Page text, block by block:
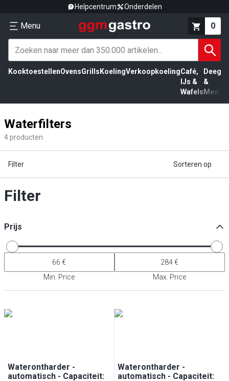
Helpcentrum Onderdelen
Menu 0
KooktoestellenOvensGrills KoelingVerkoopkoelingCafé,
IJs &
Wafels
Deeg
&
Meel
Waterfilters
4producten
Filter Sorteren op
Filter
Prijs
Min. Price Max. Price
Waterontharder -
automatisch - Capaciteit:
Waterontharder -
automatisch - Capaciteit: